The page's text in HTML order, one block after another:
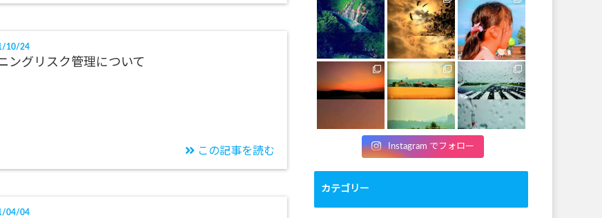
10/24
ングリスク管理について
この記事を読む
04/04
Instagram でフォロー
カテゴリー